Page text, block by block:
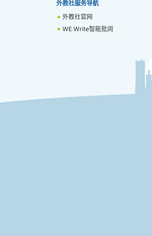
外教社服务导航
外教社官网
WE Write智能批阅